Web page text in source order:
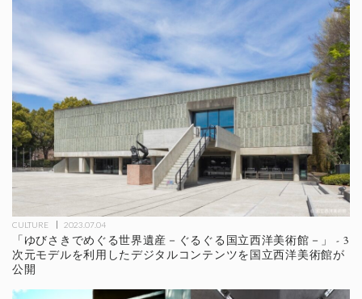
CULTURE 2023.07.04
「ゆびさきでめぐる世界遺産－ぐるぐる国立西洋美術館－」 - 3
次元モデルを利用したデジタルコンテンツを国立西洋美術館が
公開